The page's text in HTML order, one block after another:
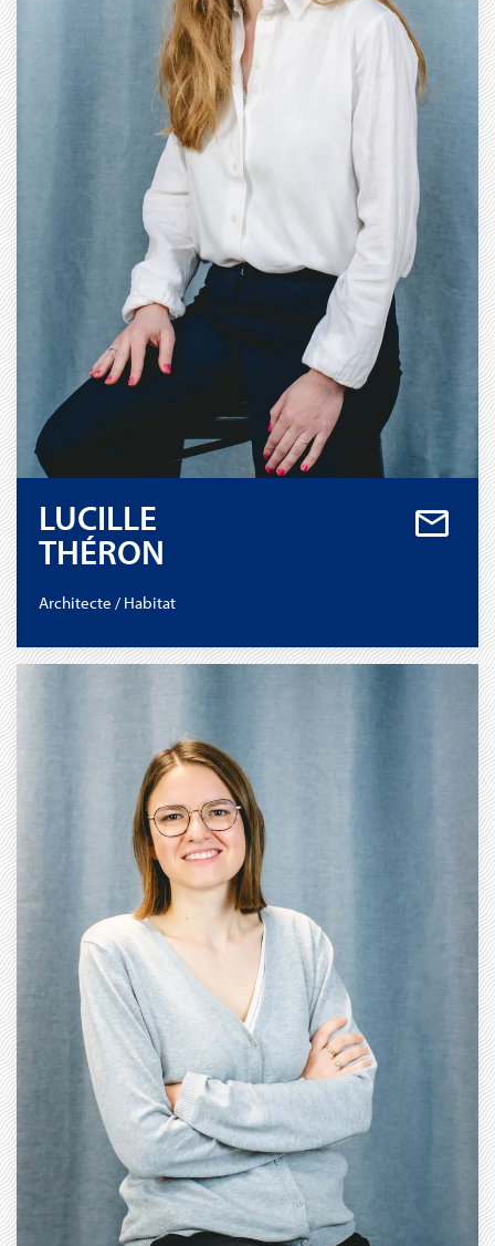
LUCILLE
THÉRON
Architecte / Habitat